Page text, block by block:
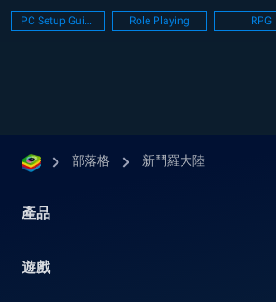
日宣布在雙平台正式上線。原作小說《斗羅大
陸》的內容主要涉及到唐門外門弟子「唐三」的
PC Setup Guide Role Playing RPG
部落格 新鬥羅大陸
產品
遊戲